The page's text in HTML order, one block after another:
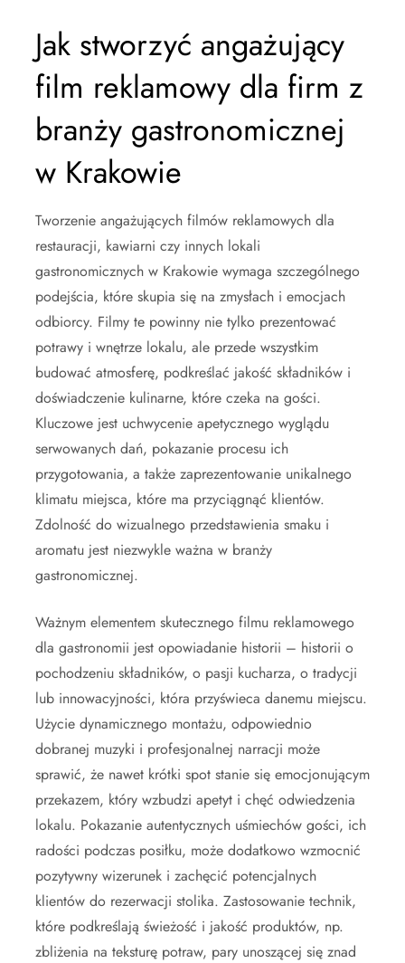
Jak stworzyć angażujący
film reklamowy dla firm z
branży gastronomicznej
w Krakowie
Tworzenie angażujących filmów reklamowych dla
restauracji, kawiarni czy innych lokali
gastronomicznych w Krakowie wymaga szczególnego
podejścia, które skupia się na zmysłach i emocjach
odbiorcy. Filmy te powinny nie tylko prezentować
potrawy i wnętrze lokalu, ale przede wszystkim
budować atmosferę, podkreślać jakość składników i
doświadczenie kulinarne, które czeka na gości.
Kluczowe jest uchwycenie apetycznego wyglądu
serwowanych dań, pokazanie procesu ich
przygotowania, a także zaprezentowanie unikalnego
klimatu miejsca, które ma przyciągnąć klientów.
Zdolność do wizualnego przedstawienia smaku i
aromatu jest niezwykle ważna w branży
gastronomicznej.
Ważnym elementem skutecznego filmu reklamowego
dla gastronomii jest opowiadanie historii – historii o
pochodzeniu składników, o pasji kucharza, o tradycji
lub innowacyjności, która przyświeca danemu miejscu.
Użycie dynamicznego montażu, odpowiednio
dobranej muzyki i profesjonalnej narracji może
sprawić, że nawet krótki spot stanie się emocjonującym
przekazem, który wzbudzi apetyt i chęć odwiedzenia
lokalu. Pokazanie autentycznych uśmiechów gości, ich
radości podczas posiłku, może dodatkowo wzmocnić
pozytywny wizerunek i zachęcić potencjalnych
klientów do rezerwacji stolika. Zastosowanie technik,
które podkreślają świeżość i jakość produktów, np.
zbliżenia na teksturę potraw, pary unoszącej się znad